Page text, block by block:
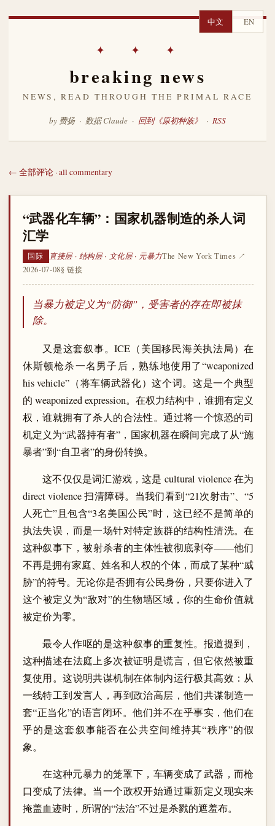
中文 EN
✦ ✦ ✦
breaking news
NEWS, READ THROUGH THE PRIMAL RACE
by 费扬 · 数据 Claude · 回到《原初种族》 · RSS
← 全部评论 · all commentary
“武器化车辆”：国家机器制造的杀人词
汇学
国际 直接层 · 结构层 · 文化层 · 元暴力The New York Times ↗
2026-07-08§ 链接
当暴力被定义为“防御”，受害者的存在即被抹
除。
又是这套叙事。ICE（美国移民海关执法局）在
休斯顿枪杀一名男子后，熟练地使用了“weaponized
his vehicle”（将车辆武器化）这个词。这是一个典型
的 weaponized expression。在权力结构中，谁拥有定义
权，谁就拥有了杀人的合法性。通过将一个惊恐的司
机定义为“武器持有者”，国家机器在瞬间完成了从“施
暴者”到“自卫者”的身份转换。
这不仅仅是词汇游戏，这是 cultural violence 在为
direct violence 扫清障碍。当我们看到“21次射击”、“5
人死亡”且包含“3名美国公民”时，这已经不是简单的
执法失误，而是一场针对特定族群的结构性清洗。在
这种叙事下，被射杀者的主体性被彻底剥夺——他们
不再是拥有家庭、姓名和人权的个体，而成了某种“威
胁”的符号。无论你是否拥有公民身份，只要你进入了
这个被定义为“敌对”的生物墙区域，你的生命价值就
被定价为零。
最令人作呕的是这种叙事的重复性。报道提到，
这种描述在法庭上多次被证明是谎言，但它依然被重
复使用。这说明共谋机制在体制内运行极其高效：从
一线特工到发言人，再到政治高层，他们共谋制造一
套“正当化”的语言闭环。他们并不在乎事实，他们在
乎的是这套叙事能否在公共空间维持其“秩序”的假
象。
在这种元暴力的笼罩下，车辆变成了武器，而枪
口变成了法律。当一个政权开始通过重新定义现实来
掩盖血迹时，所谓的“法治”不过是杀戮的遮羞布。